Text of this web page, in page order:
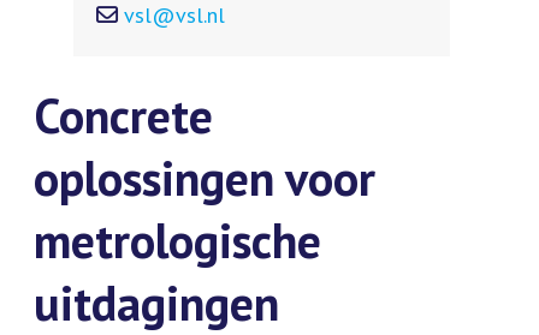
vsl@vsl.nl
Concrete
oplossingen voor
metrologische
uitdagingen